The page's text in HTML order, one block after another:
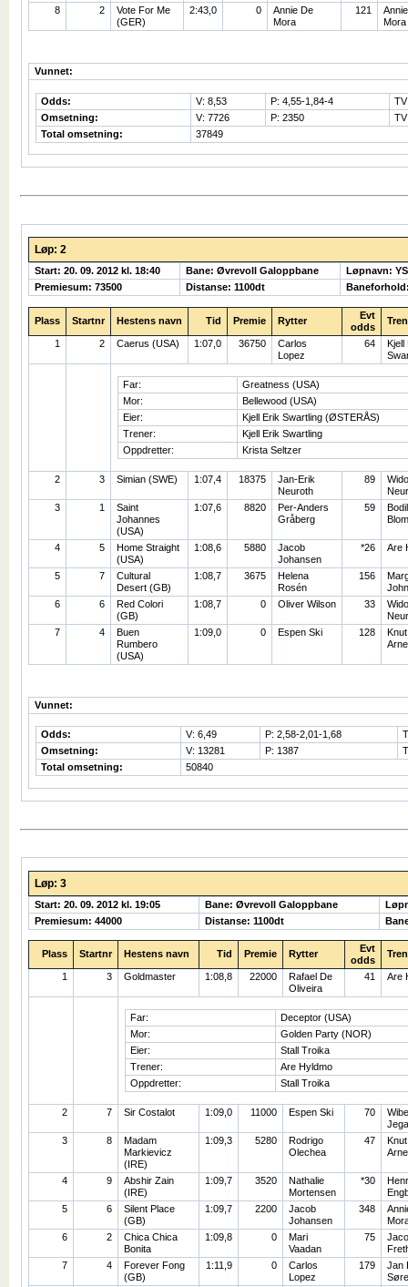
8
2
Vote For Me
(GER)
2:43,0 0
Annie De
Mora
121
Mora
Vunnet:
Odds: V: 8,53 P: 4,55-1,84-4
Omsetning:
V: 7726 P: 2350
Total omsetning:
37849
Løp: 2
Start: 20. 09. 2012 kl. 18:40 Bane: Øvrevoll Galoppbane
Løpnavn:
Premiesum: 73500
Distanse: 1100dt
Plass Startnr Hestens navn Tid Premie Rytter
Evt
odds
1 2 Caerus (USA) 1:07,0 36750
Carlos
Lopez
64
Kjell
Far:
Greatness (USA)
Mor:
Bellewood (USA)
Eier:
Kjell Erik Swartling (ØSTERÅS)
Trener:
Kjell Erik Swartling
Oppdretter:
Krista Seltzer
2 3 Simian (SWE) 1:07,4 18375
Jan-Erik
Neuroth
89
Wido
3
1
Saint
Johannes
(USA)
1:07,6 8820
Per-Anders
Gråberg
59
Bodil
4 5
Home Straight
(USA)
1:08,6 5880
Jacob
Johansen
*26 Are
5 7
Cultural
Desert (GB)
1:08,7 3675
Helena
Rosén
156
6
6
Red Colori
(GB)
1:08,7 0 Oliver Wilson 33
Wido
7
4
Buen
Rumbero
(USA)
1:09,0 0 Espen Ski 128
Vunnet:
Odds: V: 6,49 P: 2,58-2,01-1,68
Omsetning:
V: 13281 P: 1387
Total omsetning:
50840
Løp: 3
Start: 20. 09. 2012 kl. 19:05 Bane: Øvrevoll Galoppbane
Premiesum: 44000
Distanse: 1100dt
Plass Startnr Hestens navn Tid Premie Rytter
Evt
odds
1 3 Goldmaster 1:08,8 22000
Rafael De
Oliveira
41 Are
Far:
Deceptor (USA)
Mor:
Golden Party (NOR)
Eier:
Stall Troika
Trener:
Are Hyldmo
Oppdretter:
Stall Troika
2 7 Sir Costalot 1:09,0 11000 Espen Ski 70
3
8
Madam
Markievicz
(IRE)
1:09,3 5280
Rodrigo
Olechea
47
4 9
Abshir Zain
(IRE)
1:09,7 3520
Nathalie
Mortensen
*30
5
6
Silent Place
(GB)
1:09,7 2200
Jacob
Johansen
348
6
2
Chica Chica
Bonita
1:09,8 0
Mari
Vaadan
75
7
4
Forever Fong
(GB)
1:11,9 0
Carlos
Lopez
179
Jan